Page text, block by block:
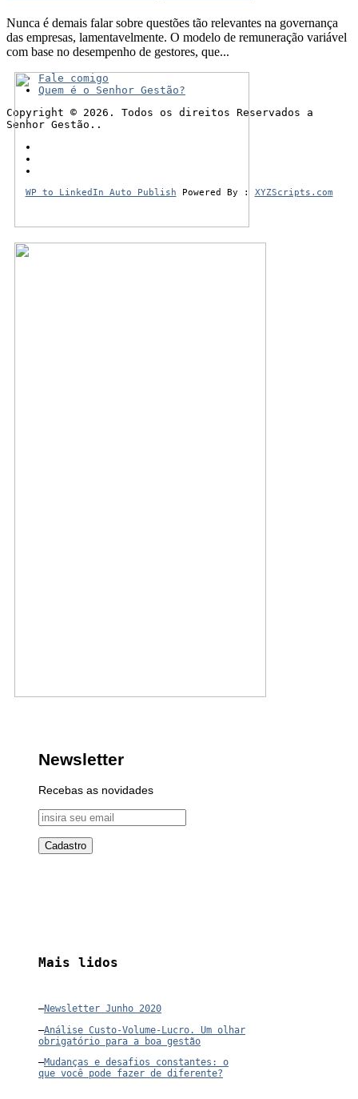
Nunca é demais falar sobre questões tão relevantes na governança
das empresas, lamentavelmente. O modelo de remuneração variável
com base no desempenho de gestores, que...
Newsletter
Recebas as novidades
Mais lidos
–Newsletter Junho 2020
–Análise Custo-Volume-Lucro. Um olhar
obrigatório para a boa gestão
–Mudanças e desafios constantes: o
que você pode fazer de diferente?
Fale comigo
Quem é o Senhor Gestão?
Copyright © 2026. Todos os direitos Reservados a
Senhor Gestão..
WP to LinkedIn Auto Publish Powered By : XYZScripts.com